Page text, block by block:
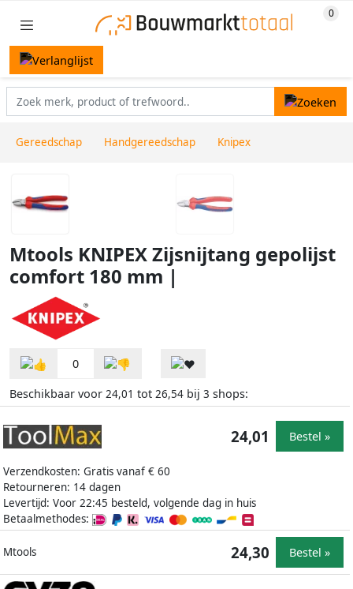
Gereedschap Handgereedschap Knipex
Mtools KNIPEX Zijsnijtang gepolijst
comfort 180 mm |
0
Beschikbaar voor 24,01 tot 26,54 bij 3 shops:
Verzendkosten: Gratis vanaf € 60
Retourneren: 14 dagen
Levertijd: Voor 22:45 besteld, volgende dag in huis
Betaalmethodes:
24,01 Bestel »
Mtools 24,30 Bestel »